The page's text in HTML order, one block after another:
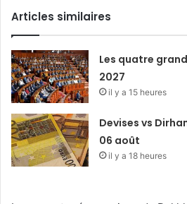
Articles similaires
Les quatre
2027
il y a 15 heures
Devises vs
06 août
il y a 18 heures